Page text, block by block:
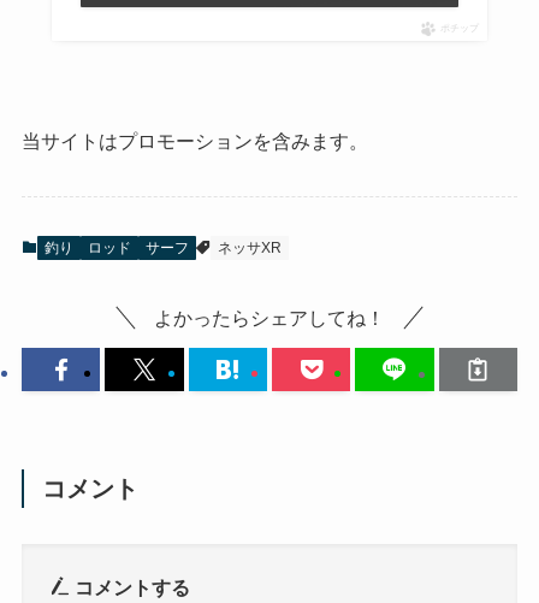
ポチップ
当サイトはプロモーションを含みます。
釣り ロッド サーフ ネッサXR
よかったらシェアしてね！
コメント
コメントする